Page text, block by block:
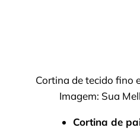
Cortina de tecido fino
Imagem: Sua
Cortina de